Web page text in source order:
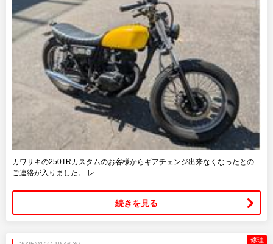
カワサキの250TRカスタムのお客様からギアチェンジ出来なくなったとの
ご連絡が入りました。 レ...
続きを見る
修理